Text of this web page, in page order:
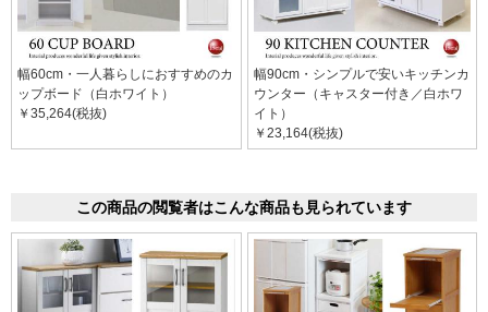
幅60cm・一人暮らしにおすすめのカ
ップボード（白ホワイト）
￥35,264(税抜)
幅90cm・シンプルで安いキッチンカ
ウンター（キャスター付き／白ホワ
イト）
￥23,164(税抜)
この商品の閲覧者はこんな商品も見られています